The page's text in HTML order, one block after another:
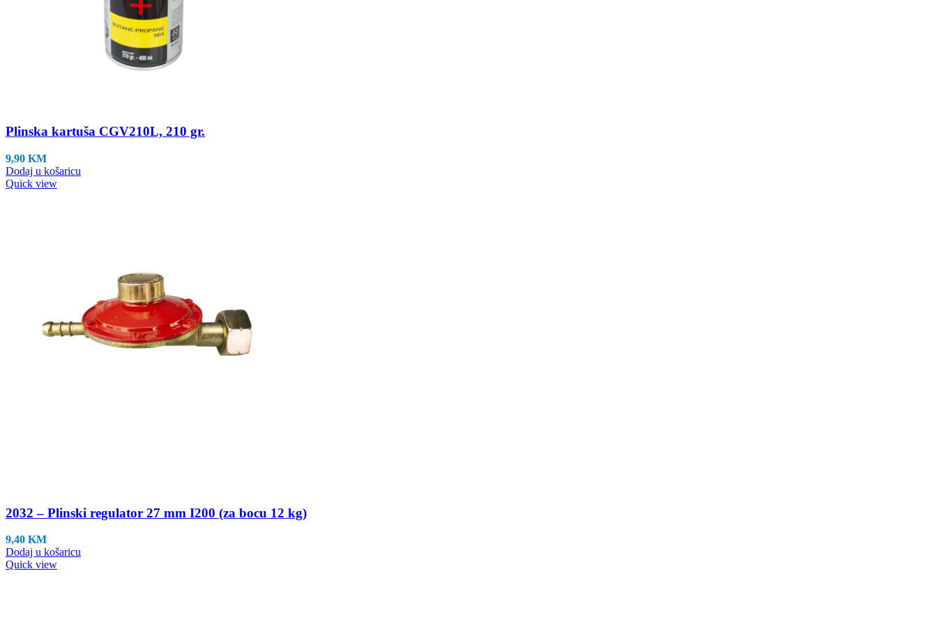
Plinska kartuša CGV210L, 210 gr.
9,90 KM
Dodaj u košaricu
Quick view
2032 – Plinski regulator 27 mm I200 (za bocu 12 kg)
9,40 KM
Dodaj u košaricu
Quick view